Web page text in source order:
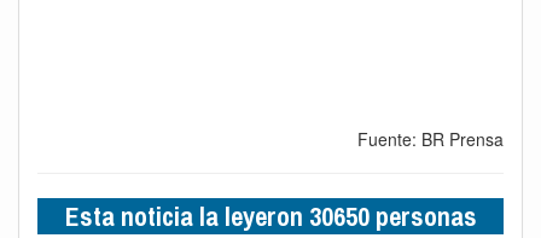
Fuente: BR Prensa
Esta noticia la leyeron 30650 personas